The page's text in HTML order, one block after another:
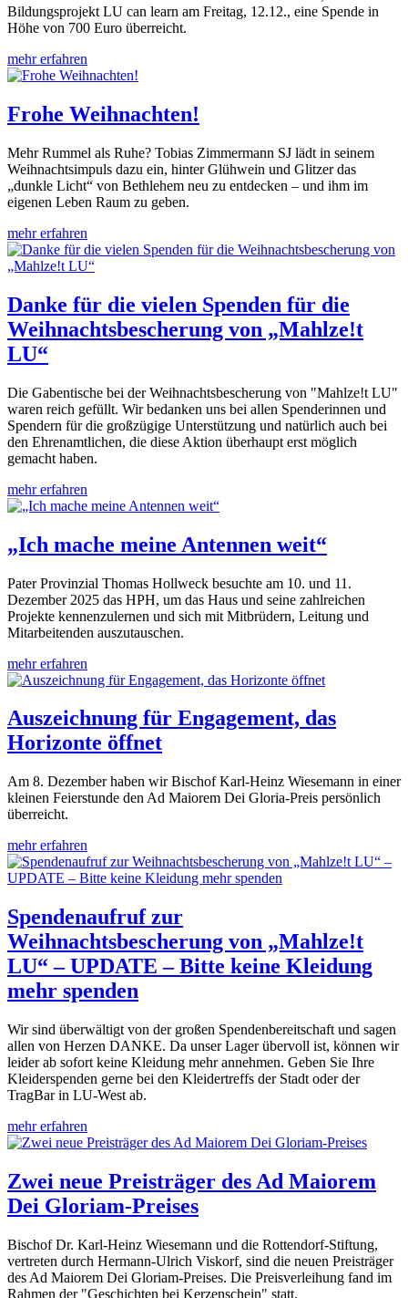
Bildungsprojekt LU can learn am Freitag, 12.12., eine Spende in
Höhe von 700 Euro überreicht.
mehr erfahren
Frohe Weihnachten!
Mehr Rummel als Ruhe? Tobias Zimmermann SJ lädt in seinem
Weihnachtsimpuls dazu ein, hinter Glühwein und Glitzer das
„dunkle Licht“ von Bethlehem neu zu entdecken – und ihm im
eigenen Leben Raum zu geben.
mehr erfahren
Danke für die vielen Spenden für die
Weihnachtsbescherung von „Mahlze!t
LU“
Die Gabentische bei der Weihnachtsbescherung von "Mahlze!t LU"
waren reich gefüllt. Wir bedanken uns bei allen Spenderinnen und
Spendern für die großzügige Unterstützung und natürlich auch bei
den Ehrenamtlichen, die diese Aktion überhaupt erst möglich
gemacht haben.
mehr erfahren
„Ich mache meine Antennen weit“
Pater Provinzial Thomas Hollweck besuchte am 10. und 11.
Dezember 2025 das HPH, um das Haus und seine zahlreichen
Projekte kennenzulernen und sich mit Mitbrüdern, Leitung und
Mitarbeitenden auszutauschen.
mehr erfahren
Auszeichnung für Engagement, das
Horizonte öffnet
Am 8. Dezember haben wir Bischof Karl-Heinz Wiesemann in einer
kleinen Feierstunde den Ad Maiorem Dei Gloria-Preis persönlich
überreicht.
mehr erfahren
Spendenaufruf zur
Weihnachtsbescherung von „Mahlze!t
LU“ – UPDATE – Bitte keine Kleidung
mehr spenden
Wir sind überwältigt von der großen Spendenbereitschaft und sagen
allen von Herzen DANKE. Da unser Lager übervoll ist, können wir
leider ab sofort keine Kleidung mehr annehmen. Geben Sie Ihre
Kleiderspenden gerne bei den Kleidertreffs der Stadt oder der
TragBar in LU-West ab.
mehr erfahren
Zwei neue Preisträger des Ad Maiorem
Dei Gloriam-Preises
Bischof Dr. Karl-Heinz Wiesemann und die Rottendorf-Stiftung,
vertreten durch Hermann-Ulrich Viskorf, sind die neuen Preisträger
des Ad Maiorem Dei Gloriam-Preises. Die Preisverleihung fand im
Rahmen der "Geschichten bei Kerzenschein" statt.